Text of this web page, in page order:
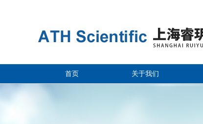
首页 关于我们